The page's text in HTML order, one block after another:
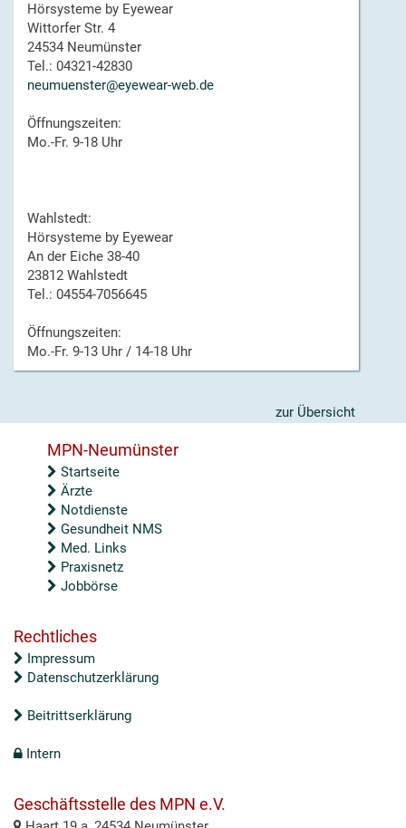
Hörsysteme by Eyewear
Wittorfer Str. 4
24534 Neumünster
Tel.: 04321-42830
neumuenster@eyewear-web.de
Öffnungszeiten:
Mo.-Fr. 9-18 Uhr
Wahlstedt:
Hörsysteme by Eyewear
An der Eiche 38-40
23812 Wahlstedt
Tel.: 04554-7056645
Öffnungszeiten:
Mo.-Fr. 9-13 Uhr / 14-18 Uhr
zur Übersicht
MPN-Neumünster
Startseite
Ärzte
Notdienste
Gesundheit NMS
Med. Links
Praxisnetz
Jobbörse
Rechtliches
Impressum
Datenschutzerklärung
Beitrittserklärung
Intern
Geschäftsstelle des MPN e.V.